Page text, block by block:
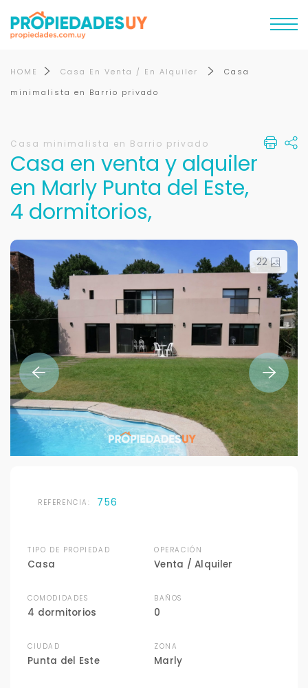
HOME Casa En Venta / En Alquiler
Casa
minimalista en Barrio privado
Casa minimalista en Barrio privado
Casa en venta y alquiler
en Marly Punta del Este,
4 dormitorios,
22
REFERENCIA: 756
TIPO DE PROPIEDAD
Casa
OPERACIÓN
Venta / Alquiler
COMODIDADES
4 dormitorios
BAÑOS
0
CIUDAD
Punta del Este
ZONA
Marly